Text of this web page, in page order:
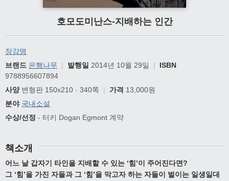
호모도미난스-지배하는 인간
장강명
브랜드 은행나무 | 발행일 2014년 10월 29일 |
ISBN
9788956607894
사양변형판 150x210 · 340쪽 | 가격 13,000원
분야 국내소설
수상/선정 - 터키 Dogan Egmont 계약
책소개
어느 날 갑자기 타인을 지배할 수 있는 ‘힘’이 주어진다면?
그 ‘힘’을 가진 자들과 그 ‘힘’을 막고자 하는 자들이 벌이는 일생일대